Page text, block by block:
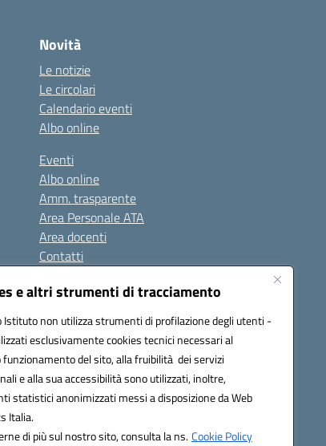
e altri strumenti di tracciamento
Istituto non utilizza strumenti di profilazione degli utenti -
esclusivamente cookies tecnici necessari al
del sito, alla fruibilità dei servizi
e alla sua accessibilità sono utilizzati, inoltre,
statistici anonimizzati messi a disposizione da Web
Italia.
di più sul nostro sito, consulta la ns.Cookie Policy
Novità
Le notizie
Le circolari
Calendario eventi
Albo online
Eventi
Albo online
Amm. trasparente
Area Personale ATA
Area docenti
Contatti